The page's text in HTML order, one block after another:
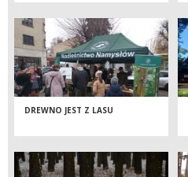
DREWNO JEST Z LASU